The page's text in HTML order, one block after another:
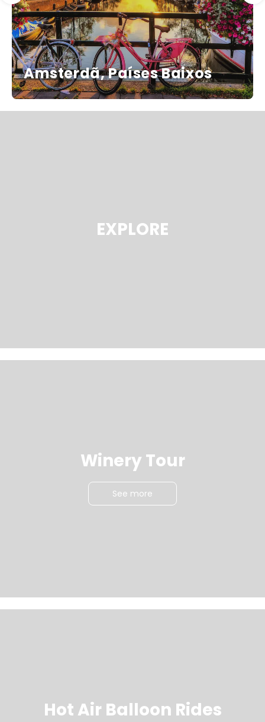
Amsterdã, Países Baixos
EXPLORE
Winery Tour
See more
Hot Air Balloon Rides